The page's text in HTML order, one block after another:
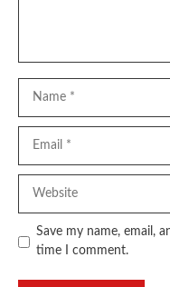
Save my name, email,
time I comment.